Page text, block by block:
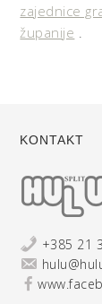
zajednice
županije .
KONTAKT
+385 21